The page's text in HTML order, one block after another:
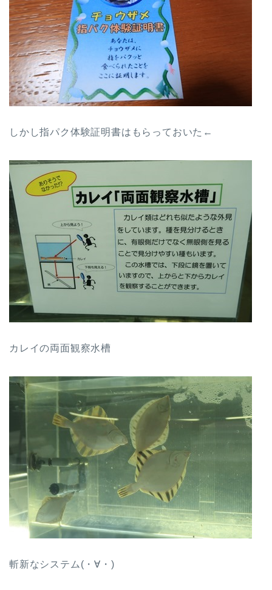
しかし指パク体験証明書はもらっておいた←
カレイの両面観察水槽
斬新なシステム(・∀・)